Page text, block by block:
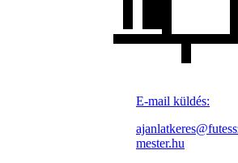
E-mail küldés:
mester.hu